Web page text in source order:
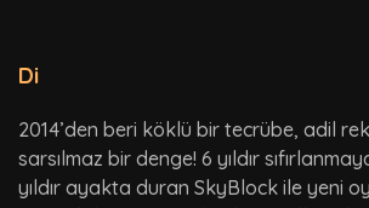
Di
2014’den beri köklü bir tecrübe, adil
sarsılmaz bir denge! 6 yıldır
yıldır ayakta duran SkyBlock ile yeni